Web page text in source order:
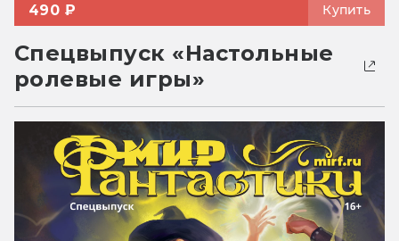
490 ₽ Купить
Спецвыпуск «Настольные
ролевые игры»